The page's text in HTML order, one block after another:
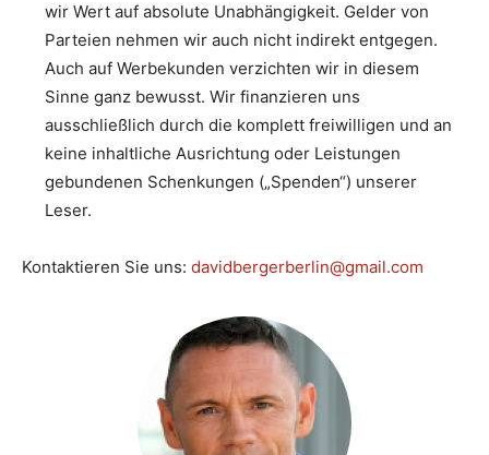
wir Wert auf absolute Unabhängigkeit. Gelder von
Parteien nehmen wir auch nicht indirekt entgegen.
Auch auf Werbekunden verzichten wir in diesem
Sinne ganz bewusst. Wir finanzieren uns
ausschließlich durch die komplett freiwilligen und an
keine inhaltliche Ausrichtung oder Leistungen
gebundenen Schenkungen („Spenden“) unserer
Leser.
Kontaktieren Sie uns: davidbergerberlin@gmail.com